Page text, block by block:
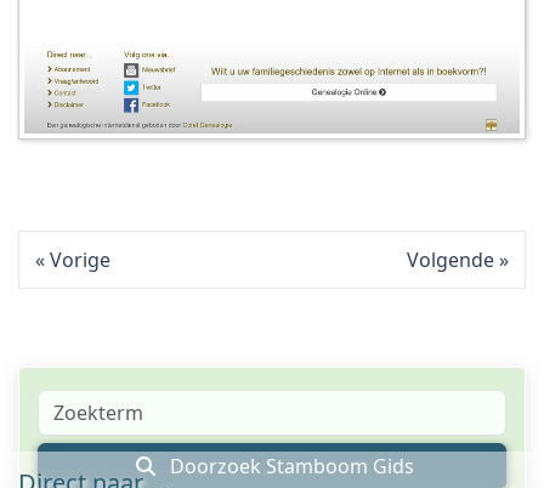
Vorige Volgende
Doorzoek Stamboom Gids